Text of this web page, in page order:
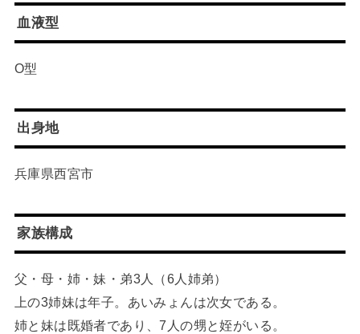
血液型
O型
出身地
兵庫県西宮市
家族構成
父・母・姉・妹・弟3人（6人姉弟）
上の3姉妹は年子。あいみょんは次女である。
姉と妹は既婚者であり、7人の甥と姪がいる。